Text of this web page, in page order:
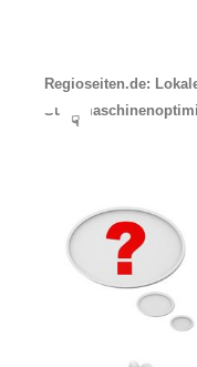
Regioseiten.de:
☟